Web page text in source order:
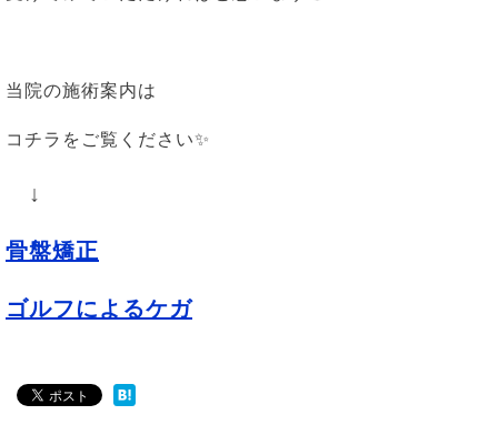
当院の施術案内は
コチラをご覧ください✨
↓
骨盤矯正
ゴルフによるケガ